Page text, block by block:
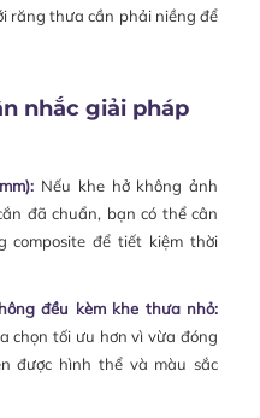
răng thưa cần phải niềng để
nhắc giải pháp
Nếu khe hở không ảnh
đã chuẩn, bạn có thể cân
composite để tiết kiệm thời
đều kèm khe thưa nhỏ:
chọn tối ưu hơn vì vừa đóng
được hình thể và màu sắc